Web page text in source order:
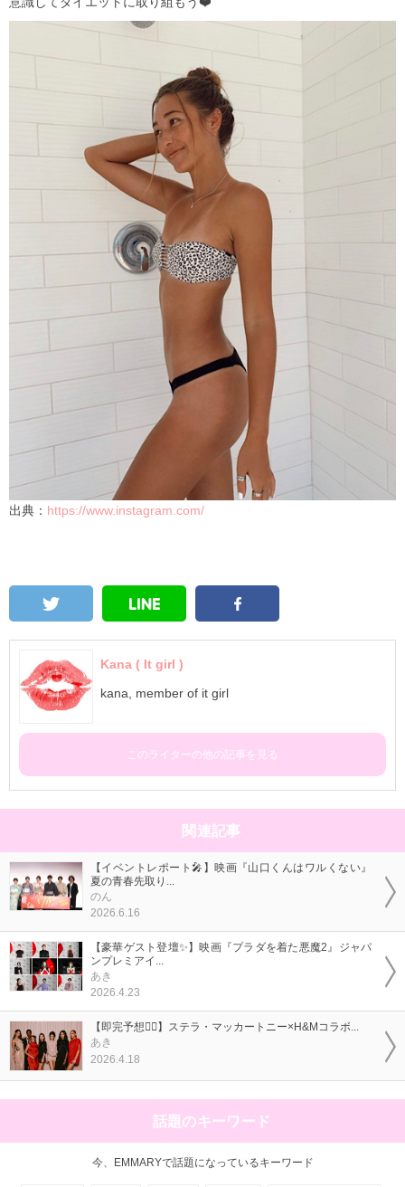
出典： https://www.instagram.com/
Kana ( It girl )
kana, member of it girl
このライターの他の記事を見る
関連記事
【イベントレポート🎤】映画『山口くんはワルくない』
夏の青春先取り...
のん
2026.6.16
【豪華ゲスト登壇✨】映画『プラダを着た悪魔2』ジャパ
ンプレミアイ...
あき
2026.4.23
【即完予想❤️‍🔥】ステラ・マッカートニー×H&Mコラボ...
あき
2026.4.18
話題のキーワード
今、EMMARYで話題になっているキーワード